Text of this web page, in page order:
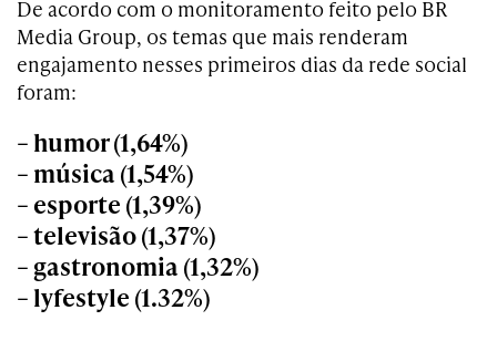
De acordo com o monitoramento feito pelo BR
Media Group, os temas que mais renderam
engajamento nesses primeiros dias da rede social
foram:
– humor (1,64%)
– música (1,54%)
– esporte (1,39%)
– televisão (1,37%)
– gastronomia (1,32%)
– lyfestyle (1.32%)